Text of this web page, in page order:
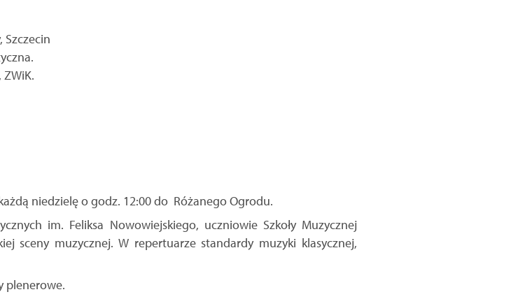
Szczecin
niedzielę o godz. 12:00 do Różanego Ogrodu.
im. Feliksa Nowowiejskiego, uczniowie Szkoły Muzycznej
sceny muzycznej. W repertuarze standardy muzyki klasycznej,
plenerowe.